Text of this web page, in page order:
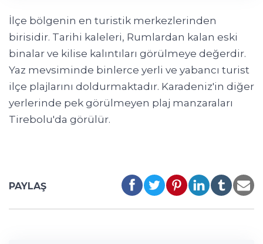
İlçe bölgenin en turistik merkezlerinden
birisidir. Tarihi kaleleri, Rumlardan kalan eski
binalar ve kilise kalıntıları görülmeye değerdir.
Yaz mevsiminde binlerce yerli ve yabancı turist
ilçe plajlarını doldurmaktadır. Karadeniz'in diğer
yerlerinde pek görülmeyen plaj manzaraları
Tirebolu'da görülür.
PAYLAŞ